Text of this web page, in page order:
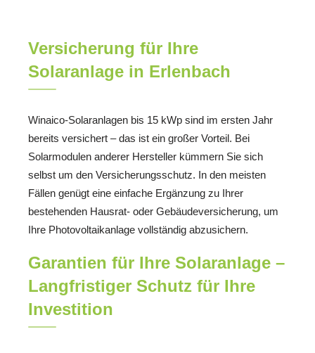
Versicherung für Ihre
Solaranlage in Erlenbach
Winaico-Solaranlagen bis 15 kWp sind im ersten Jahr
bereits versichert – das ist ein großer Vorteil. Bei
Solarmodulen anderer Hersteller kümmern Sie sich
selbst um den Versicherungsschutz. In den meisten
Fällen genügt eine einfache Ergänzung zu Ihrer
bestehenden Hausrat- oder Gebäudeversicherung, um
Ihre Photovoltaikanlage vollständig abzusichern.
Garantien für Ihre Solaranlage –
Langfristiger Schutz für Ihre
Investition